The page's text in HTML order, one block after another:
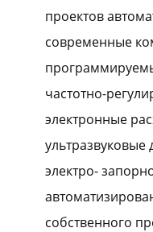
проектов
современные
частотно-
электронные
электро-
собственного